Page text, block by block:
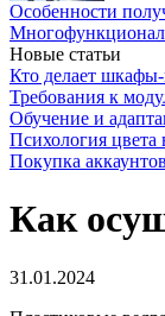
Особенности
Новые статьи
Кто делает
Требования к
Обучение и
Психология цвета
Покупка
Как
31.01.2024